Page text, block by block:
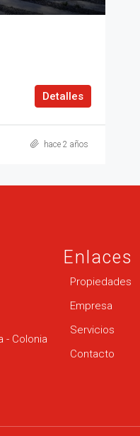
Detalles
hace 2 años
- Colonia
Enlaces
Propiedades
Empresa
Servicios
Contacto